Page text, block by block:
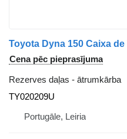
Cena pēc pieprasījuma
Rezerves daļas - ātrumkārba
TY020209U
Portugāle, Leiria